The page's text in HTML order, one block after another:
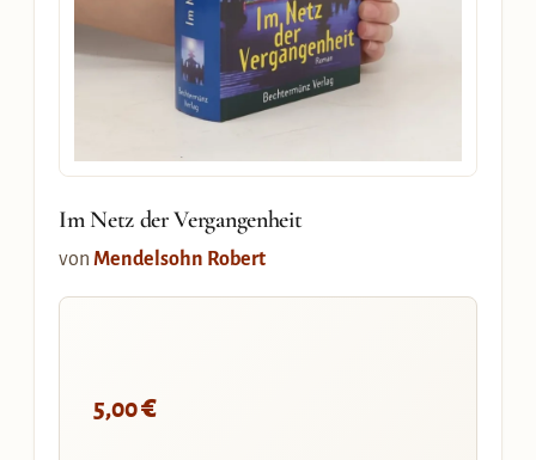
Im Netz der Vergangenheit
von Mendelsohn Robert
5,00€